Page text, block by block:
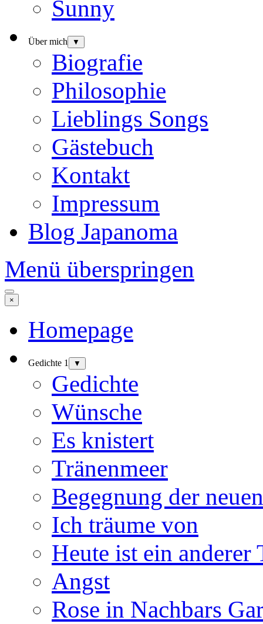
Sunny
Über mich ▼
Biografie
Philosophie
Lieblings Songs
Gästebuch
Kontakt
Impressum
Blog Japanoma
Menü überspringen
×
Homepage
Gedichte 1 ▼
Gedichte
Wünsche
Es knistert
Tränenmeer
Begegnung der
Ich träume von
Heute ist ein anderer
Angst
Rose in Nachbars